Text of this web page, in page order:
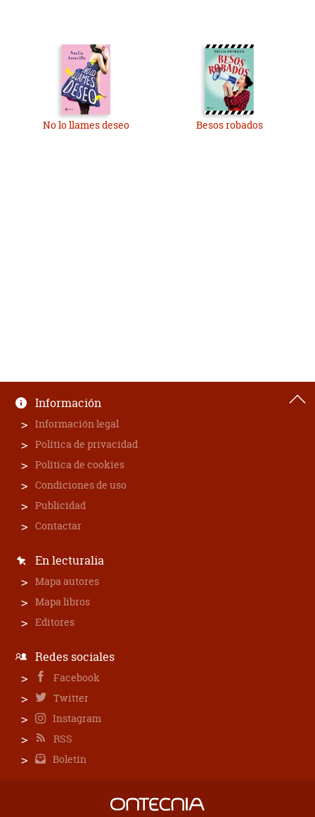
No lo llames deseo Besos robados
Información
Información legal
Política de privacidad
Política de cookies
Condiciones de uso
Publicidad
Contactar
En lecturalia
Mapa autores
Mapa libros
Editores
Redes sociales
Facebook
Twitter
Instagram
RSS
Boletín